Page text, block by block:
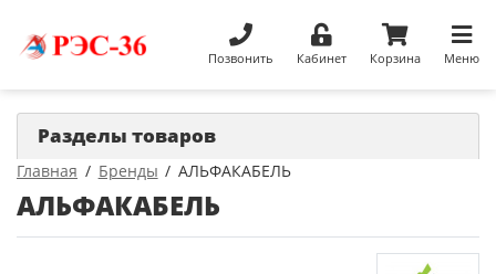
Позвонить Кабинет Корзина Меню
Главная Бренды АЛЬФАКАБЕЛЬ
АЛЬФАКАБЕЛЬ
Разделы товаров